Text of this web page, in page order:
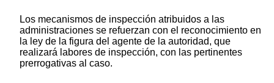
Los mecanismos de inspección atribuidos a las
administraciones se refuerzan con el reconocimiento en
la ley de la figura del agente de la autoridad, que
realizará labores de inspección, con las pertinentes
prerrogativas al caso.